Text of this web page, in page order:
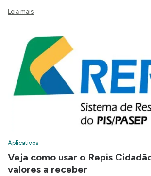
Leia mais
Aplicativos
Veja como usar o Repis
valores a receber